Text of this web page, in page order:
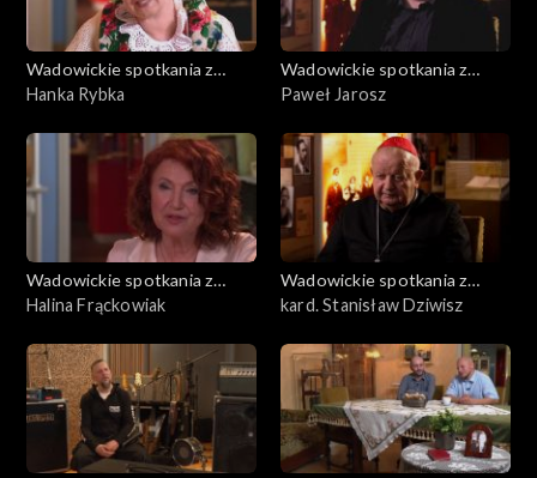
Wadowickie spotkania z
Janem Pawłem II
Hanka Rybka
Wadowickie spotkania z
Janem Pawłem II
Paweł Jarosz
Wadowickie spotkania z
Janem Pawłem II
Halina Frąckowiak
Wadowickie spotkania z
Janem Pawłem II
kard. Stanisław Dziwisz